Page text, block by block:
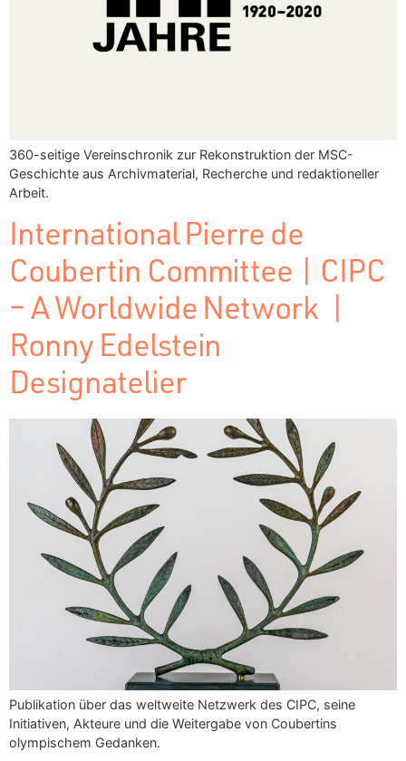
360-seitige Vereinschronik zur Rekonstruktion der MSC-
Geschichte aus Archivmaterial, Recherche und redaktioneller
Arbeit.
International Pierre de
Coubertin Committee | CIPC
– A Worldwide Network |
Ronny Edelstein
Designatelier
Publikation über das weltweite Netzwerk des CIPC, seine
Initiativen, Akteure und die Weitergabe von Coubertins
olympischem Gedanken.